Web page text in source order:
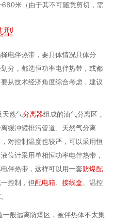
米（由于其不可随意剪切，需
型
电伴热带，要具体情况具体分
分，都选恒功率电伴热带，或都
从技术经济角度综合考虑，建议
天然气分离器组成的油气分离区，
缓冲罐排污管道、天然气分离
对控制温度也较严，可以采用恒
位计采用单相恒功率电伴热带，
伴热带，这样可以用一套防爆配
控制，但配电箱 接线盒 、温控
一般远离防爆区，被伴热体不太集